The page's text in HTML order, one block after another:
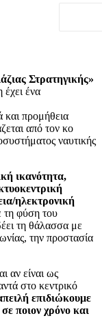
Στρατηγικής»
ένα
και προμήθεια
από τον κο
ναυτικής
ικανότητα,
ηλεκτρονική
τη φύση του
τη θάλασσα με
την προστασία
αν είναι ως
στο κεντρικό
επιδιώκουμε
ποιον χρόνο και